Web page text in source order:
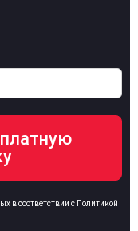
в соответствии с Политикой